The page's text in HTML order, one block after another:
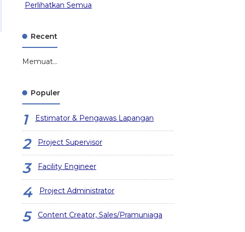
Perlihatkan Semua
Recent
Memuat...
Populer
Estimator & Pengawas Lapangan
Project Supervisor
Facility Engineer
Project Administrator
Content Creator, Sales/Pramuniaga